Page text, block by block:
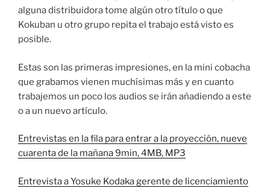
alguna distribuidora tome algún otro título o que
Kokuban u otro grupo repita el trabajo está visto es
posible.
Estas son las primeras impresiones, en la mini cobacha
que grabamos vienen muchísimas más y en cuanto
trabajemos un poco los audios se irán añadiendo a este
o a un nuevo artículo.
Entrevistas en la fila para entrar a la proyección, nueve
cuarenta de la mañana 9min, 4MB, MP3
Entrevista a Yosuke Kodaka gerente de licenciamiento